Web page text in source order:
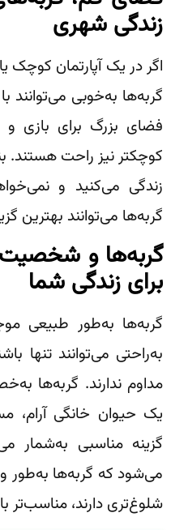
زندگی شهری
اگر در یک آپارتمان کوچک
گربه‌ها به‌خوبی می‌توانند
فضای بزرگ برای بازی
کوچکتر نیز راحت هستند.
زندگی می‌کنید و
گربه‌ها می‌توانند بهترین
گربه‌ها و
برای زندگی شما
گربه‌ها به‌طور طبیعی
به‌راحتی می‌توانند تنها
مداوم ندارند. گربه‌ها
یک حیوان خانگی آرام،
گزینه مناسبی به‌شمار
می‌شود که گربه‌ها به‌طور
شلوغ‌تری دارند، مناسب‌تر